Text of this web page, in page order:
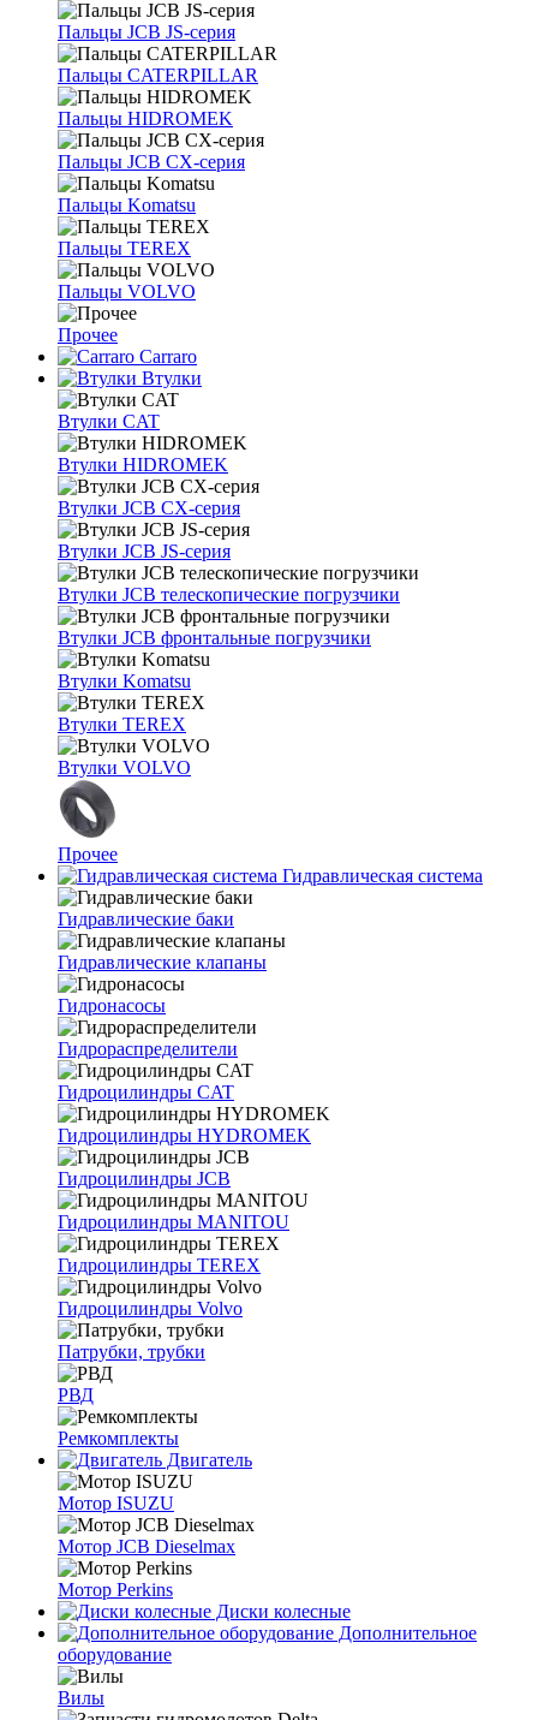
Пальцы JCB JS-серия
Пальцы CATERPILLAR
Пальцы HIDROMEK
Пальцы JCB CX-серия
Пальцы Komatsu
Пальцы TEREX
Пальцы VOLVO
Прочее
Carraro
Втулки
Втулки CAT
Втулки HIDROMEK
Втулки JCB CX-серия
Втулки JCB JS-серия
Втулки JCB телескопические погрузчики
Втулки JCB фронтальные погрузчики
Втулки Komatsu
Втулки TEREX
Втулки VOLVO
Прочее
Гидравлическая система
Гидравлические баки
Гидравлические клапаны
Гидронасосы
Гидрораспределители
Гидроцилиндры CAT
Гидроцилиндры HYDROMEK
Гидроцилиндры JCB
Гидроцилиндры MANITOU
Гидроцилиндры TEREX
Гидроцилиндры Volvo
Патрубки, трубки
РВД
Ремкомплекты
Двигатель
Мотор ISUZU
Мотор JCB Dieselmax
Мотор Perkins
Диски колесные
Дополнительное
оборудование
Вилы